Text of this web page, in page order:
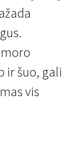
ir šuo, gali
vis